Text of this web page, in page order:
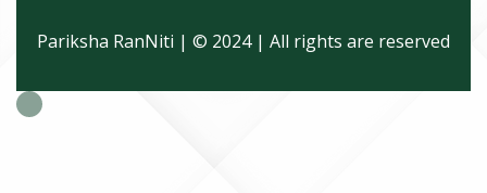
Pariksha RanNiti | © 2024 | All rights are reserved